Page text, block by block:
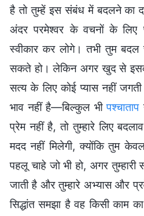
है तो तुम्हें इस संबंध में बदलने का
अंदर परमेश्वर के वचनों के लिए
स्वीकार कर लोगे। तभी तुम बदल
सकते हो। लेकिन अगर खुद से
सत्य के लिए कोई प्यास नहीं
भाव नहीं है—बिल्कुल भीपश्चाताप
प्रेम नहीं है, तो तुम्हारे लिए
मदद नहीं मिलेगी, क्योंकि तुम
पहलू चाहे जो भी हो, अगर
जाती है और तुम्हारे अभ्यास और
सिद्धांत समझा है वह किसी काम